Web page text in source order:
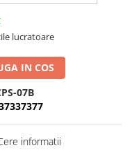
lucratoare
IN COS
07B
informatii